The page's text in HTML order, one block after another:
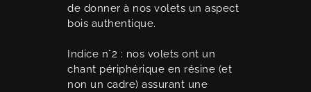
de donner à nos volets un aspect
bois authentique.
Indice n°2 : nos volets ont un
chant périphérique en résine (et
non un cadre) assurant une